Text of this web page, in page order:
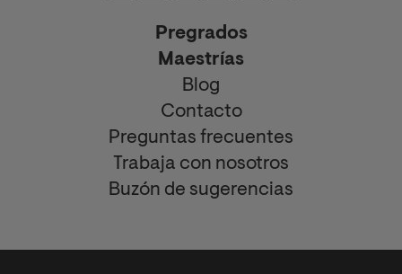
Pregrados
Maestrías
Blog
Contacto
Preguntas frecuentes
Trabaja con nosotros
Buzón de sugerencias